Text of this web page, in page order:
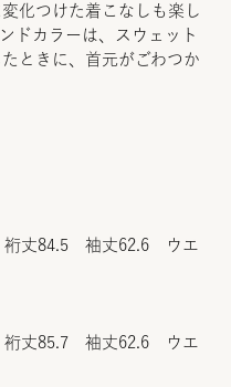
化つけた着こなしも楽し
ドカラーは、スウェット
ときに、首元がごわつか
丈84.5 袖丈62.6 ウエ
丈85.7 袖丈62.6 ウエ